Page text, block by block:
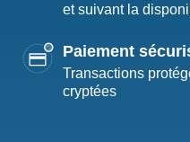
et suivant la
Paiement
Transactions
cryptées